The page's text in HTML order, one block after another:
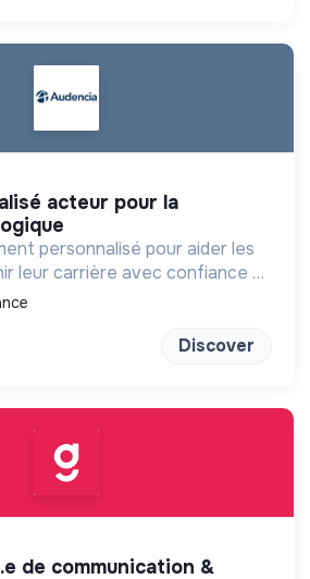
personnalisé pour aider les
leur carrière avec confiance et
Discover